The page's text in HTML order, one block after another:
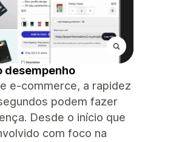
desempenho
e-commerce, a rapidez
podem fazer
Desde o início que
com foco na